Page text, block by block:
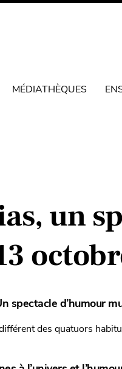
MÉDIATHÈQUES
un
spectacle d’humour
des quatuors